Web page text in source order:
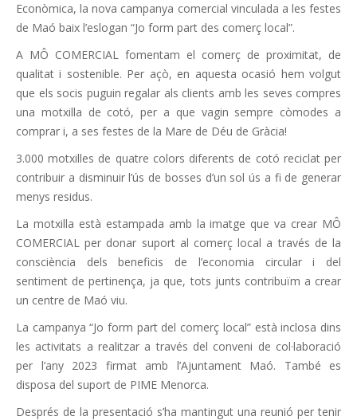
Econòmica, la nova campanya comercial vinculada a les festes
de Maó baix l’eslogan “Jo form part des comerç local”.
A MÔ COMERCIAL fomentam el comerç de proximitat, de
qualitat i sostenible. Per açò, en aquesta ocasió hem volgut
que els socis puguin regalar als clients amb les seves compres
una motxilla de cotó, per a que vagin sempre còmodes a
comprar i, a ses festes de la Mare de Déu de Gràcia!
3.000 motxilles de quatre colors diferents de cotó reciclat per
contribuir a disminuir l’ús de bosses d’un sol ús a fi de generar
menys residus.
La motxilla està estampada amb la imatge que va crear MÔ
COMERCIAL per donar suport al comerç local a través de la
consciència dels beneficis de l’economia circular i del
sentiment de pertinença, ja que, tots junts contribuïm a crear
un centre de Maó viu.
La campanya “Jo form part del comerç local” està inclosa dins
les activitats a realitzar a través del conveni de col·laboració
per l’any 2023 firmat amb l’Ajuntament Maó. També es
disposa del suport de PIME Menorca.
Després de la presentació s’ha mantingut una reunió per tenir